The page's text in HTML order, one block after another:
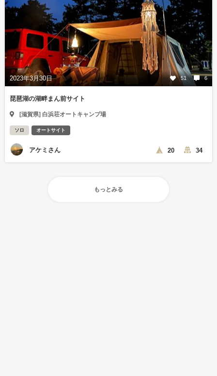
2023年3月30日 51 6
琵琶湖の湖畔まん前サイト
[滋賀県] 白浜荘オートキャンプ場
ソロ オートサイト
アケミさん 20 34
もっとみる